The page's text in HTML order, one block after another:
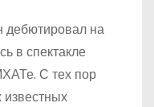
дебютировал на
в спектакле
С тех пор
известных